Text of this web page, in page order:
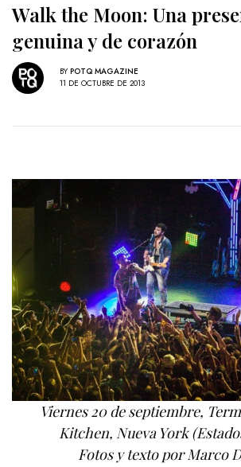
Walk the Moon: Una
genuina y de corazón
BY POTQ MAGAZINE
11 DE OCTUBRE DE 2013
Viernes 20 de septiembre,
Kitchen, Nueva York
Fotos y texto por Marco